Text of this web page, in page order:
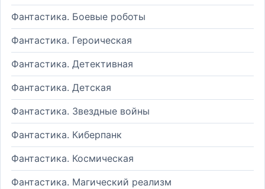
Фантастика. Боевые роботы
Фантастика. Героическая
Фантастика. Детективная
Фантастика. Детская
Фантастика. Звездные войны
Фантастика. Киберпанк
Фантастика. Космическая
Фантастика. Магический реализм